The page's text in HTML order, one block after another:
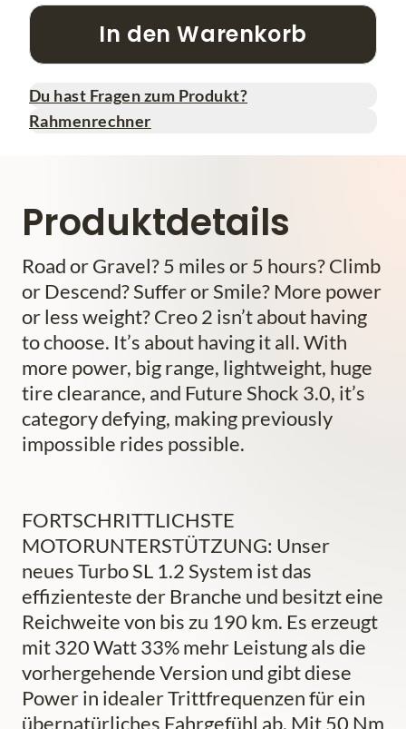
In den Warenkorb
Du hast Fragen zum Produkt?
Rahmenrechner
Produktdetails
Road or Gravel? 5 miles or 5 hours? Climb
or Descend? Suffer or Smile? More power
or less weight? Creo 2 isn’t about having
to choose. It’s about having it all. With
more power, big range, lightweight, huge
tire clearance, and Future Shock 3.0, it’s
category defying, making previously
impossible rides possible.
FORTSCHRITTLICHSTE
MOTORUNTERSTÜTZUNG: Unser
neues Turbo SL 1.2 System ist das
effizienteste der Branche und besitzt eine
Reichweite von bis zu 190 km. Es erzeugt
mit 320 Watt 33% mehr Leistung als die
vorhergehende Version und gibt diese
Power in idealer Trittfrequenzen für ein
übernatürliches Fahrgefühl ab. Mit 50 Nm